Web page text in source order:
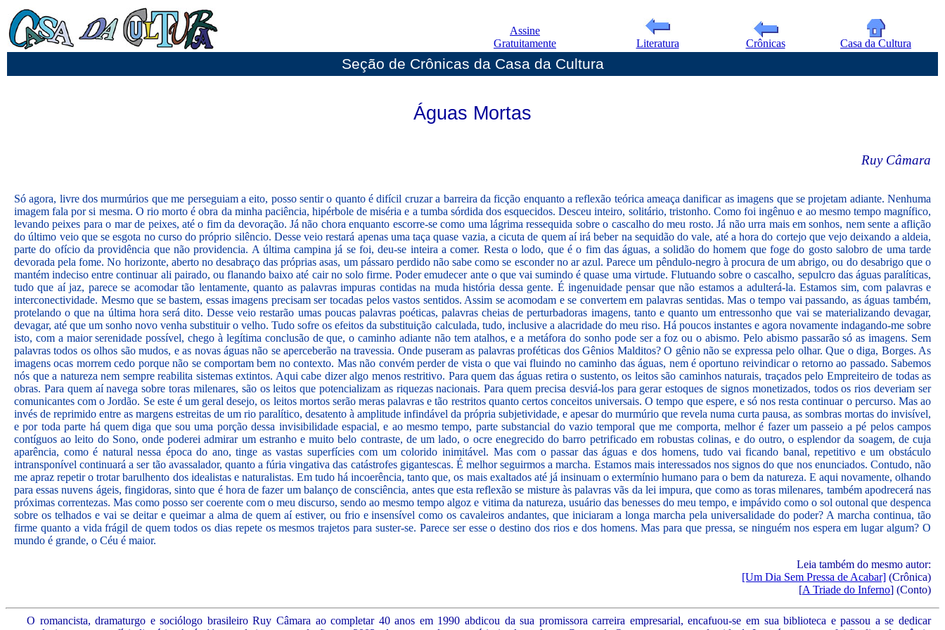
Assine
Gratuitamente
Literatura Crônicas Casa da Cultura
Seção de Crônicas da Casa da Cultura
Águas Mortas
Ruy Câmara
Só agora, livre dos murmúrios que me perseguiam a eito, posso sentir o quanto é difícil cruzar a barreira da ficção enquanto a reflexão teórica ameaça danificar as imagens que se projetam adiante. Nenhuma
imagem fala por si mesma. O rio morto é obra da minha paciência, hipérbole de miséria e a tumba sórdida dos esquecidos. Desceu inteiro, solitário, tristonho. Como foi ingênuo e ao mesmo tempo magnífico,
levando peixes para o mar de peixes, até o fim da devoração. Já não chora enquanto escorre-se como uma lágrima ressequida sobre o cascalho do meu rosto. Já não urra mais em sonhos, nem sente a aflição
do último veio que se esgota no curso do próprio silêncio. Desse veio restará apenas uma taça quase vazia, a cicuta de quem aí irá beber na sequidão do vale, até a hora do cortejo que vejo deixando a aldeia,
parte do ofício da providência que não providencia. A última campina já se foi, deu-se inteira a comer. Resta o lodo, que é o fim das águas, a solidão do homem que foge do gosto salobro de uma tarde
devorada pela fome. No horizonte, aberto no desabraço das próprias asas, um pássaro perdido não sabe como se esconder no ar azul. Parece um pêndulo-negro à procura de um abrigo, ou do desabrigo que o
mantém indeciso entre continuar ali pairado, ou flanando baixo até cair no solo firme. Poder emudecer ante o que vai sumindo é quase uma virtude. Flutuando sobre o cascalho, sepulcro das águas paralíticas,
tudo que aí jaz, parece se acomodar tão lentamente, quanto as palavras impuras contidas na muda história dessa gente. É ingenuidade pensar que não estamos a adulterá-la. Estamos sim, com palavras e
interconectividade. Mesmo que se bastem, essas imagens precisam ser tocadas pelos vastos sentidos. Assim se acomodam e se convertem em palavras sentidas. Mas o tempo vai passando, as águas também,
protelando o que na última hora será dito. Desse veio restarão umas poucas palavras poéticas, palavras cheias de perturbadoras imagens, tanto e quanto um entressonho que vai se materializando devagar,
devagar, até que um sonho novo venha substituir o velho. Tudo sofre os efeitos da substituição calculada, tudo, inclusive a alacridade do meu riso. Há poucos instantes e agora novamente indagando-me sobre
isto, com a maior serenidade possível, chego à legítima conclusão de que, o caminho adiante não tem atalhos, e a metáfora do sonho pode ser a foz ou o abismo. Pelo abismo passarão só as imagens. Sem
palavras todos os olhos são mudos, e as novas águas não se aperceberão na travessia. Onde puseram as palavras proféticas dos Gênios Malditos? O gênio não se expressa pelo olhar. Que o diga, Borges. As
imagens ocas morrem cedo porque não se comportam bem no contexto. Mas não convém perder de vista o que vai fluindo no caminho das águas, nem é oportuno reivindicar o retorno ao passado. Sabemos
nós que a natureza nem sempre reabilita sistemas extintos. Aqui cabe dizer algo menos restritivo. Para quem das águas retira o sustento, os leitos são caminhos naturais, traçados pelo Empreiteiro de todas as
obras. Para quem aí navega sobre toras milenares, são os leitos que potencializam as riquezas nacionais. Para quem precisa desviá-los para gerar estoques de signos monetizados, todos os rios deveriam ser
comunicantes com o Jordão. Se este é um geral desejo, os leitos mortos serão meras palavras e tão restritos quanto certos conceitos universais. O tempo que espere, e só nos resta continuar o percurso. Mas ao
invés de reprimido entre as margens estreitas de um rio paralítico, desatento à amplitude infindável da própria subjetividade, e apesar do murmúrio que revela numa curta pausa, as sombras mortas do invisível,
e por toda parte há quem diga que sou uma porção dessa invisibilidade espacial, e ao mesmo tempo, parte substancial do vazio temporal que me comporta, melhor é fazer um passeio a pé pelos campos
contíguos ao leito do Sono, onde poderei admirar um estranho e muito belo contraste, de um lado, o ocre enegrecido do barro petrificado em robustas colinas, e do outro, o esplendor da soagem, de cuja
aparência, como é natural nessa época do ano, tinge as vastas superfícies com um colorido inimitável. Mas com o passar das águas e dos homens, tudo vai ficando banal, repetitivo e um obstáculo
intransponível continuará a ser tão avassalador, quanto a fúria vingativa das catástrofes gigantescas. É melhor seguirmos a marcha. Estamos mais interessados nos signos do que nos enunciados. Contudo, não
me apraz repetir o trotar barulhento dos idealistas e naturalistas. Em tudo há incoerência, tanto que, os mais exaltados até já insinuam o extermínio humano para o bem da natureza. E aqui novamente, olhando
para essas nuvens ágeis, fingidoras, sinto que é hora de fazer um balanço de consciência, antes que esta reflexão se misture às palavras vãs da lei impura, que como as toras milenares, também apodrecerá nas
próximas correntezas. Mas como posso ser coerente com o meu discurso, sendo ao mesmo tempo algoz e vitima da natureza, usuário das benesses do meu tempo, e impávido como o sol outonal que despenca
sobre os telhados e vai se deitar e queimar a alma de quem aí estiver, ou frio e insensível como os cavaleiros andantes, que iniciaram a longa marcha pela universalidade do poder? A marcha continua, tão
firme quanto a vida frágil de quem todos os dias repete os mesmos trajetos para suster-se. Parece ser esse o destino dos rios e dos homens. Mas para que pressa, se ninguém nos espera em lugar algum? O
mundo é grande, o Céu é maior.
Leia também do mesmo autor:
[Um Dia Sem Pressa de Acabar] (Crônica)
[A Triade do Inferno] (Conto)
O romancista, dramaturgo e sociólogo brasileiro Ruy Câmara ao completar 40 anos em 1990 abdicou da sua promissora carreira empresarial, encafuou-se em sua biblioteca e passou a se dedicar